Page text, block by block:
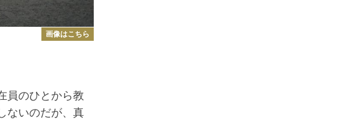
画像はこちら
員のひとから教
ないのだが、真